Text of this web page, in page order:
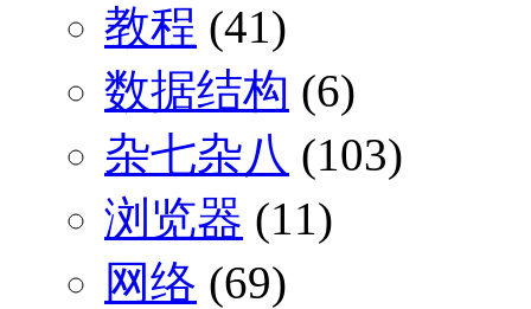
教程 (41)
数据结构 (6)
杂七杂八 (103)
浏览器 (11)
网络 (69)